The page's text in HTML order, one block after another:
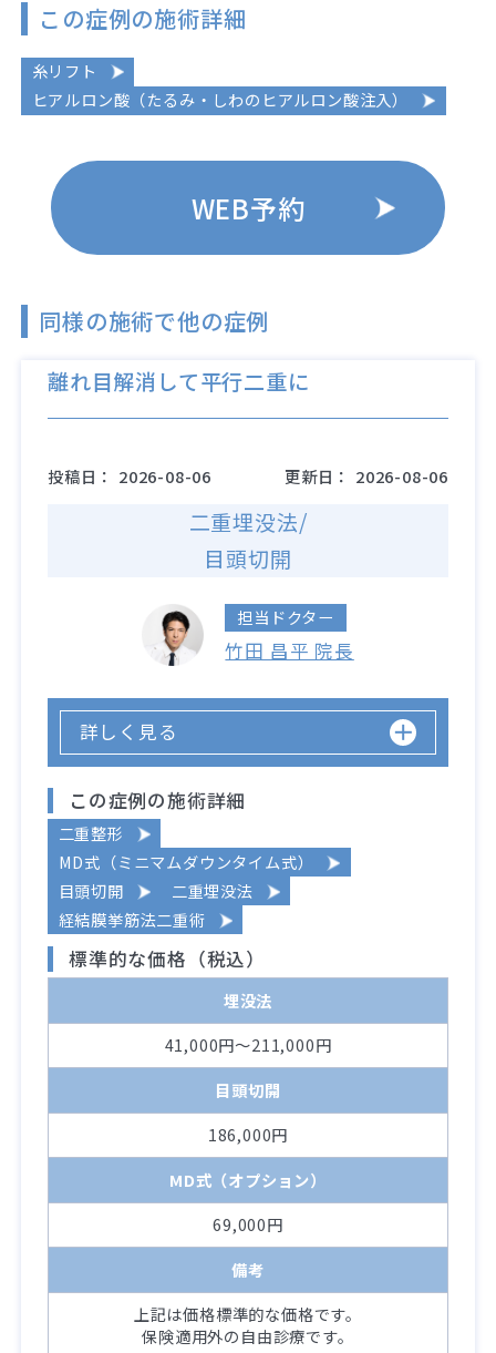
この症例の施術詳細
糸リフト
ヒアルロン酸（たるみ・しわのヒアルロン酸注入）
WEB予約
同様の施術で他の症例
離れ目解消して平行二重に
投稿日： 2026-08-06 更新日： 2026-08-06
二重埋没法/
目頭切開
担当ドクター
竹田 昌平 院長
詳しく見る
この症例の施術詳細
二重整形
MD式（ミニマムダウンタイム式）
目頭切開
二重埋没法
経結膜挙筋法二重術
標準的な価格（税込）
埋没法
41,000円～211,000円
目頭切開
186,000円
MD式（オプション）
69,000円
備考
上記は価格標準的な価格です。
保険適用外の自由診療です。